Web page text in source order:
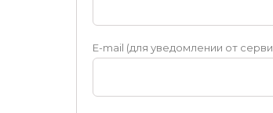
E-mail (для уведомлении от